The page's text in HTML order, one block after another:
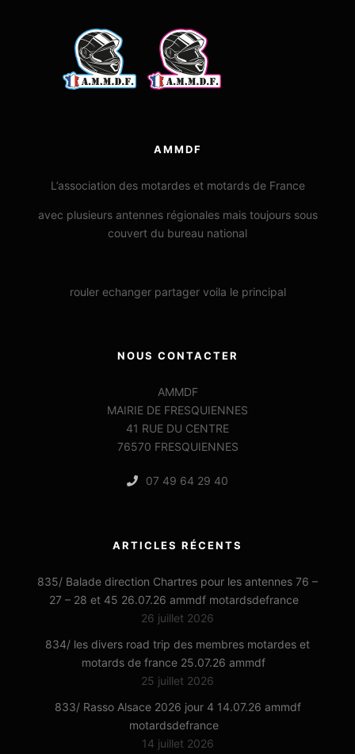
AMMDF
L’association des motardes et motards de France
avec plusieurs antennes régionales mais toujours sous
couvert du bureau national
rouler echanger partager voila le principal
NOUS CONTACTER
AMMDF
MAIRIE DE FRESQUIENNES
41 RUE DU CENTRE
76570 FRESQUIENNES
07 49 64 29 40
ARTICLES RÉCENTS
835/ Balade direction Chartres pour les antennes 76 –
27 – 28 et 45 26.07.26 ammdf motardsdefrance
26 juillet 2026
834/ les divers road trip des membres motardes et
motards de france 25.07.26 ammdf
25 juillet 2026
833/ Rasso Alsace 2026 jour 4 14.07.26 ammdf
motardsdefrance
14 juillet 2026